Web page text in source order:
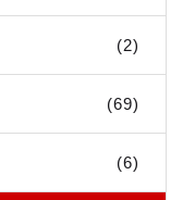
(2)
(69)
(6)